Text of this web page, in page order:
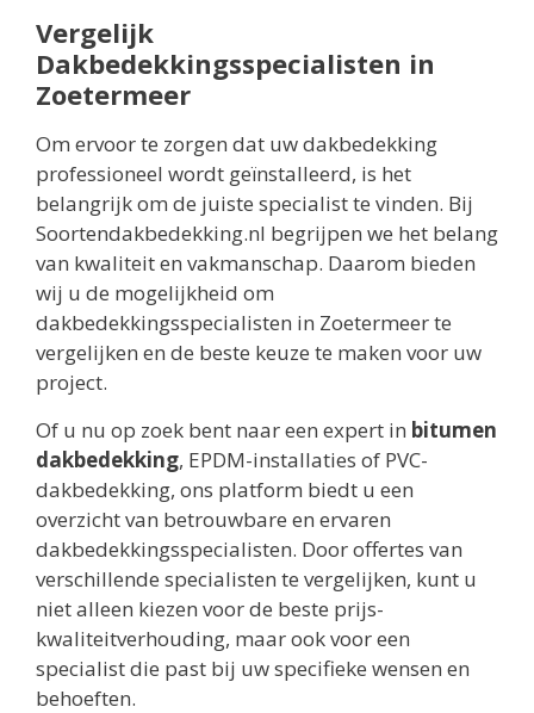
Vergelijk
Dakbedekkingsspecialisten in
Zoetermeer
Om ervoor te zorgen dat uw dakbedekking
professioneel wordt geïnstalleerd, is het
belangrijk om de juiste specialist te vinden. Bij
Soortendakbedekking.nl begrijpen we het belang
van kwaliteit en vakmanschap. Daarom bieden
wij u de mogelijkheid om
dakbedekkingsspecialisten in Zoetermeer te
vergelijken en de beste keuze te maken voor uw
project.
Of u nu op zoek bent naar een expert in bitumen
dakbedekking, EPDM-installaties of PVC-
dakbedekking, ons platform biedt u een
overzicht van betrouwbare en ervaren
dakbedekkingsspecialisten. Door offertes van
verschillende specialisten te vergelijken, kunt u
niet alleen kiezen voor de beste prijs-
kwaliteitverhouding, maar ook voor een
specialist die past bij uw specifieke wensen en
behoeften.